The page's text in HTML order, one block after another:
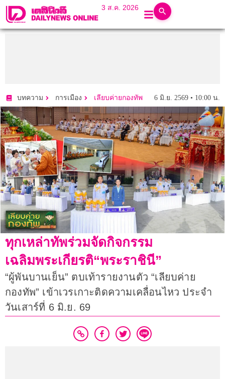
3 ส.ค. 2026
บทความ การเมือง เลียบค่ายกองทัพ 6 มิ.ย. 2569 • 10:00 น.
ทุกเหล่าทัพร่วมจัดกิจกรรม
เฉลิมพระเกียรติ“พระราชินี”
“ผู้พันบานเย็น” ตบเท้ารายงานตัว “เลียบค่าย
กองทัพ” เข้าเวรเกาะติดความเคลื่อนไหว ประจำ
วันเสาร์ที่ 6 มิ.ย. 69